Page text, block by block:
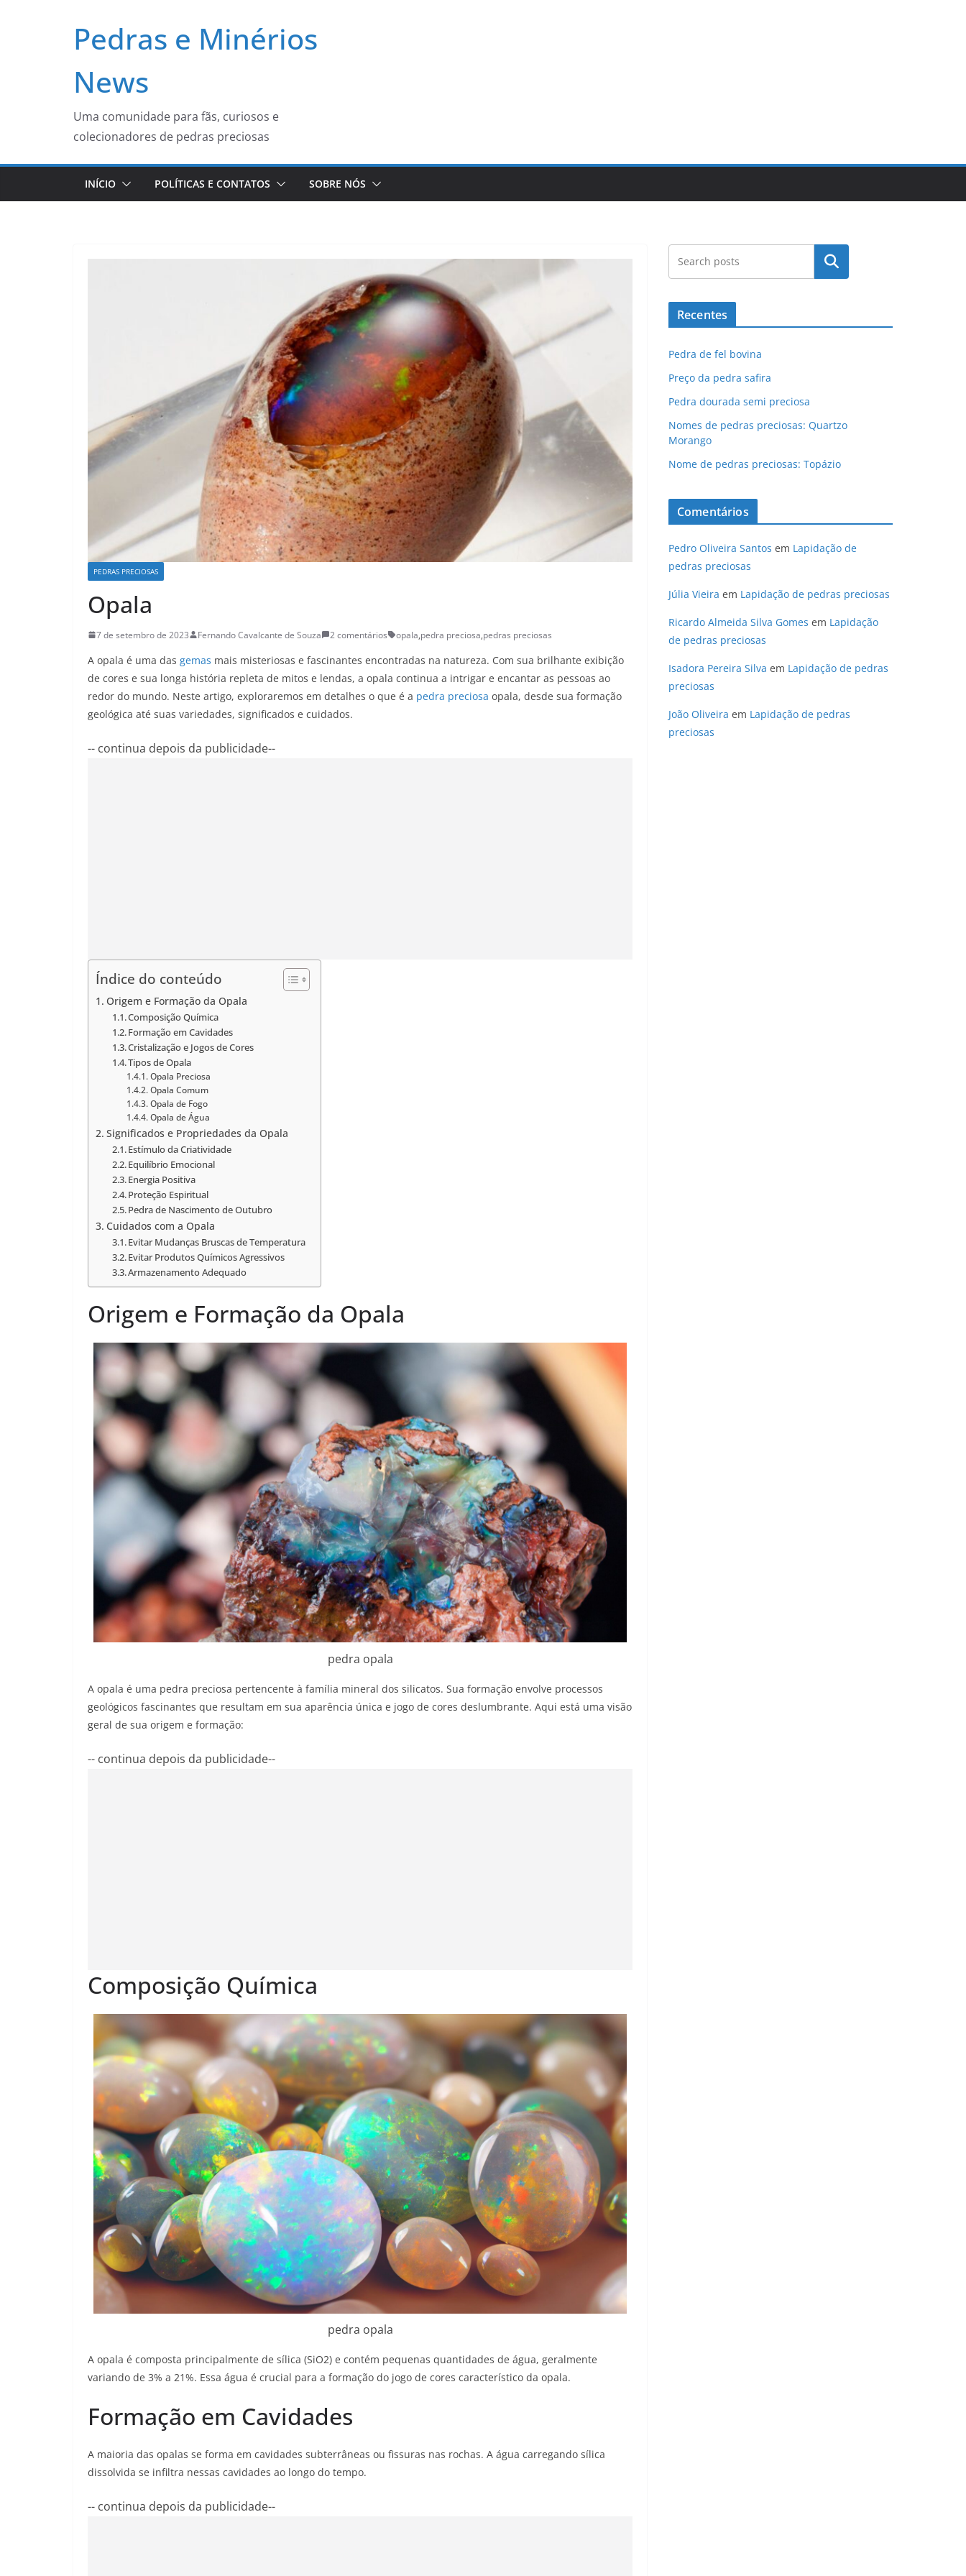
Pedras e Minérios
News
Uma comunidade para fãs, curiosos e
colecionadores de pedras preciosas
INÍCIO POLÍTICAS E CONTATOS SOBRE NÓS
PEDRAS PRECIOSAS
Opala
7 de setembro de 2023 Fernando Cavalcante de Souza 2 comentários opala,pedra preciosa,pedras preciosas
A opala é uma das gemas mais misteriosas e fascinantes encontradas na natureza. Com sua brilhante exibição
de cores e sua longa história repleta de mitos e lendas, a opala continua a intrigar e encantar as pessoas ao
redor do mundo. Neste artigo, exploraremos em detalhes o que é a pedra preciosa opala, desde sua formação
geológica até suas variedades, significados e cuidados.
-- continua depois da publicidade--
Índice do conteúdo
Origem e Formação da Opala
Composição Química
Formação em Cavidades
Cristalização e Jogos de Cores
Tipos de Opala
Opala Preciosa
Opala Comum
Opala de Fogo
Opala de Água
Significados e Propriedades da Opala
Estímulo da Criatividade
Equilíbrio Emocional
Energia Positiva
Proteção Espiritual
Pedra de Nascimento de Outubro
Cuidados com a Opala
Evitar Mudanças Bruscas de Temperatura
Evitar Produtos Químicos Agressivos
Armazenamento Adequado
Origem e Formação da Opala
pedra opala
A opala é uma pedra preciosa pertencente à família mineral dos silicatos. Sua formação envolve processos
geológicos fascinantes que resultam em sua aparência única e jogo de cores deslumbrante. Aqui está uma visão
geral de sua origem e formação:
-- continua depois da publicidade--
Composição Química
pedra opala
A opala é composta principalmente de sílica (SiO2) e contém pequenas quantidades de água, geralmente
variando de 3% a 21%. Essa água é crucial para a formação do jogo de cores característico da opala.
Formação em Cavidades
A maioria das opalas se forma em cavidades subterrâneas ou fissuras nas rochas. A água carregando sílica
dissolvida se infiltra nessas cavidades ao longo do tempo.
-- continua depois da publicidade--
Pesquisar
Recentes
Pedra de fel bovina
Preço da pedra safira
Pedra dourada semi preciosa
Nomes de pedras preciosas: Quartzo
Morango
Nome de pedras preciosas: Topázio
Comentários
Pedro Oliveira Santos em Lapidação de
pedras preciosas
Júlia Vieira em Lapidação de pedras preciosas
Ricardo Almeida Silva Gomes em Lapidação
de pedras preciosas
Isadora Pereira Silva em Lapidação de pedras
preciosas
João Oliveira em Lapidação de pedras
preciosas